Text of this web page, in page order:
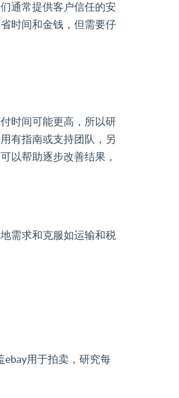
通常提供客户信任的安
时间和金钱，但需要仔
时间可能更高，所以研
有指南或支持团队，另
以帮助逐步改善结果，
需求和克服如运输和税
ebay用于拍卖，研究每